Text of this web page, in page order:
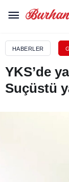
HABERLER
YKS’de
Suçüstü